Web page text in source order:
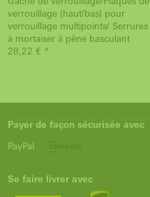
verrouillage (haut/bas) pour
verrouillage multipoints/ Serrures
à mortaiser à pêne basculant
28,22 € *
Payer de façon sécurisée avec
PayPal
Se faire livrer avec